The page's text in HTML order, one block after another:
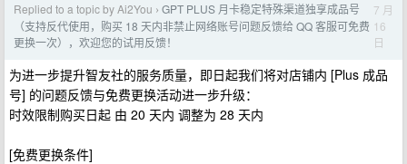
Replied to a topic by Ai2You › GPT PLUS 月卡稳定特殊渠道独享成品号
（支持反代使用，购买 18 天内非禁止网络账号问题反馈给 QQ 客服可免费
更换一次），欢迎您的试用反馈！
7 月
16
日
为进一步提升智友社的服务质量，即日起我们将对店铺内 [Plus 成品
号] 的问题反馈与免费更换活动进一步升级：
时效限制购买日起 由 20 天内 调整为 28 天内
[免费更换条件]